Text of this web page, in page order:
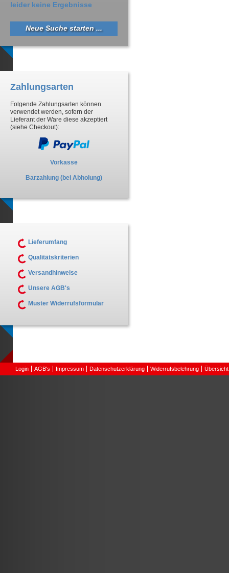
leider keine Ergebnisse
Neue Suche starten ...
Zahlungsarten
Folgende Zahlungsarten können
verwendet werden, sofern der
Lieferant der Ware diese akzeptiert
(siehe Checkout):
Vorkasse
Barzahlung (bei Abholung)
Lieferumfang
Qualitätskriterien
Versandhinweise
Unsere AGB's
Muster Widerrufsformular
Login AGB's Impressum Datenschutzerklärung Widerrufsbelehrung